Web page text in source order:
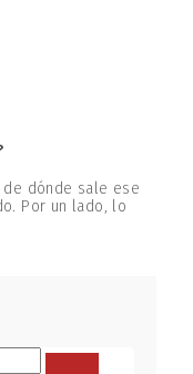
de dónde sale ese
Por un lado, lo